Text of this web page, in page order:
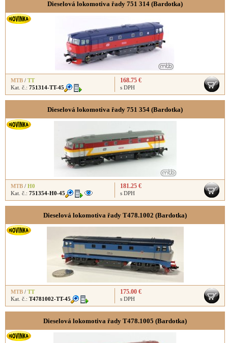
Dieselová lokomotiva řady 751 314 (Bardotka)
MTB / TT
Kat. č.: 751314-TT-45
168.75 €
s DPH
Dieselová lokomotiva řady 751 354 (Bardotka)
MTB / H0
Kat. č.: 751354-H0-45
181.25 €
s DPH
Dieselová lokomotiva řady T478.1002 (Bardotka)
MTB / TT
Kat. č.: T4781002-TT-45
175.00 €
s DPH
Dieselová lokomotiva řady T478.1005 (Bardotka)